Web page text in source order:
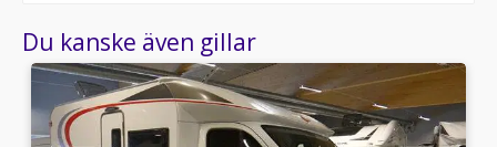
Du kanske även gillar